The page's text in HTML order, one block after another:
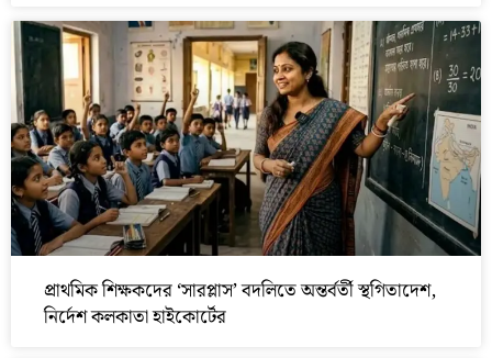
প্রাথমিক শিক্ষকদের ‘সারপ্লাস’ বদলিতে অন্তর্বর্তী স্থগিতাদেশ,
নির্দেশ কলকাতা হাইকোর্টের